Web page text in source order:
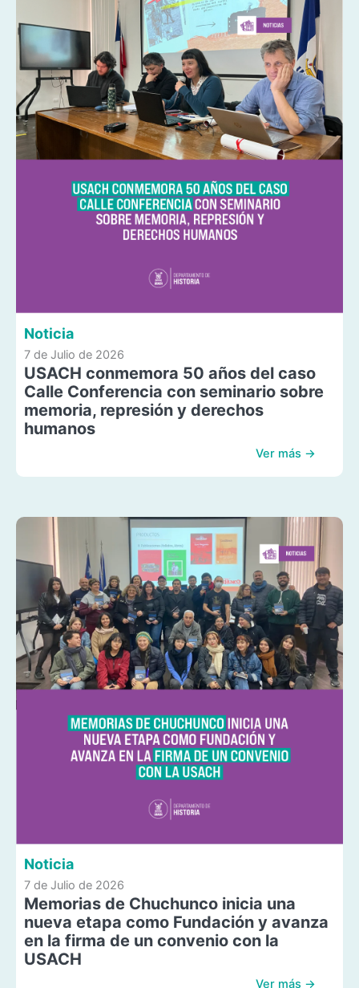
Noticia
7 de Julio de 2026
USACH conmemora 50 años del caso
Calle Conferencia con seminario sobre
memoria, represión y derechos
humanos
Ver más →
Noticia
7 de Julio de 2026
Memorias de Chuchunco inicia una
nueva etapa como Fundación y avanza
en la firma de un convenio con la
USACH
Ver más →